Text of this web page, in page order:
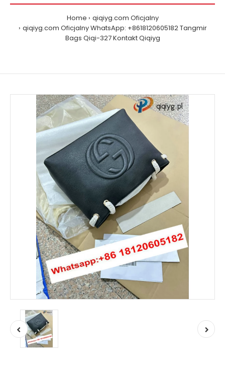
Home
qiqiyg.com Oficjalny
qiqiyg.com Oficjalny WhatsApp: +8618120605182 Tangmir
Bags Qiqi-327 Kontakt Qiqiyg